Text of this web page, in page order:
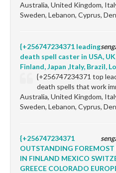
Australia, United Kingdom,
Sweden, Lebanon, Cyprus,
{+256747234371 leading
death spell caster in USA,
Finland, Japan ,Italy, Brazil,
{+256747234371 top
death spells that work
Australia, United Kingdom,
Sweden, Lebanon, Cyprus,
{+256747234371
OUTSTANDING FOREMOST
IN FINLAND MEXICO
GREECE COLORADO